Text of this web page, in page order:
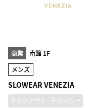
商業
南館 1F
メンズ
SLOWEAR VENEZIA
テイクアウト デリバリー